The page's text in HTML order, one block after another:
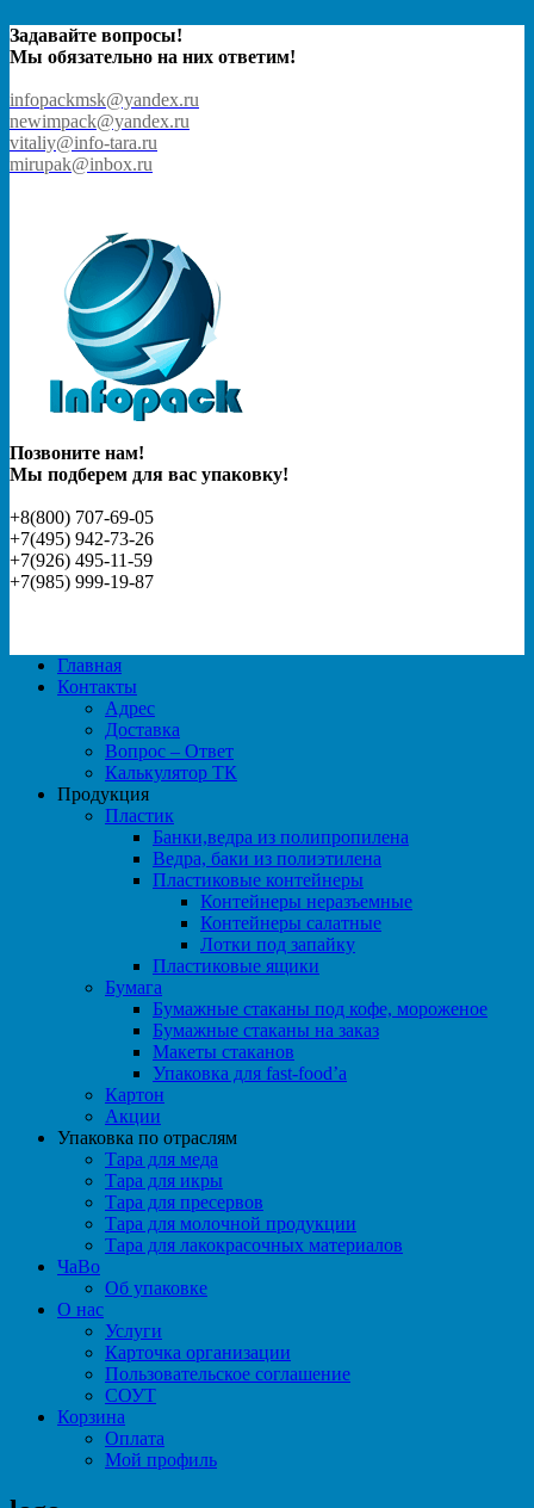
Задавайте вопросы!
Мы обязательно на них ответим!
infopackmsk@yandex.ru
newimpack@yandex.ru
vitaliy@info-tara.ru
mirupak@inbox.ru
Позвоните нам!
Мы подберем для вас упаковку!
+8(800) 707-69-05
+7(495) 942-73-26
+7(926) 495-11-59
+7(985) 999-19-87
Главная
Контакты
Адрес
Доставка
Вопрос – Ответ
Калькулятор ТК
Продукция
Пластик
Банки,ведра из полипропилена
Ведра, баки из полиэтилена
Пластиковые контейнеры
Контейнеры неразъемные
Контейнеры салатные
Лотки под запайку
Пластиковые ящики
Бумага
Бумажные стаканы под кофе, мороженое
Бумажные стаканы на заказ
Макеты стаканов
Упаковка для fast-food’а
Картон
Акции
Упаковка по отраслям
Тара для меда
Тара для икры
Тара для пресервов
Тара для молочной продукции
Тара для лакокрасочных материалов
ЧаВо
Об упаковке
О нас
Услуги
Карточка организации
Пользовательское соглашение
СОУТ
Корзина
Оплата
Мой профиль